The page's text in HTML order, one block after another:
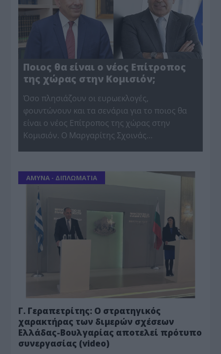
Ποιος θα είναι ο νέος Επίτροπος
της χώρας στην Κομισιόν;
Όσο πλησιάζουν οι ευρωεκλογές,
φουντώνουν και τα σενάρια για το ποιος θα
είναι ο νέος Επίτροπος της χώρας στην
Κομισιόν. Ο Μαργαρίτης Σχοινάς…
ΑΜΥΝΑ - ΔΙΠΛΩΜΑΤΙΑ
Γ. Γεραπετρίτης: Ο στρατηγικός
χαρακτήρας των διμερών σχέσεων
Ελλάδας-Βουλγαρίας αποτελεί πρότυπο
συνεργασίας (video)